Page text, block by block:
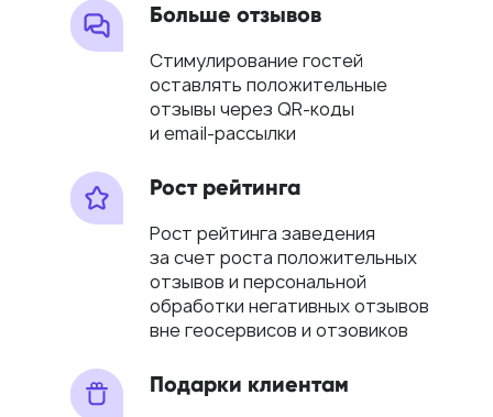
Больше отзывов
Стимулирование гостей
оставлять положительные
отзывы через QR-коды
и email-рассылки
Подарки клиентам
Рост рейтинга
Рост рейтинга заведения
за счет роста положительных
отзывов и персональной
обработки негативных отзывов
вне геосервисов и отзовиков